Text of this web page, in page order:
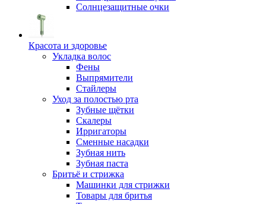
Солнцезащитные очки
Красота и здоровье
Укладка волос
Фены
Выпрямители
Стайлеры
Уход за полостью рта
Зубные щётки
Скалеры
Ирригаторы
Сменные насадки
Зубная нить
Зубная паста
Бритьё и стрижка
Машинки для стрижки
Товары для бритья